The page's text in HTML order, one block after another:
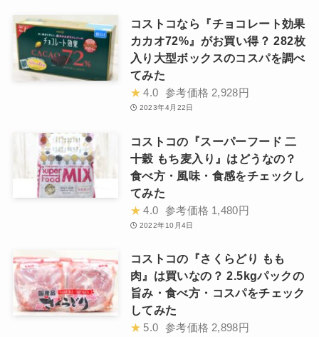
コストコなら『チョコレート効果
カカオ72%』がお買い得？ 282枚
入り大型ボックスのコスパを調べ
てみた
★ 4.0 参考価格 2,928円
2023年4月22日
コストコの『スーパーフード 二
十穀 もち麦入り』はどうなの？
食べ方・風味・食感をチェックし
てみた
★ 4.0 参考価格 1,480円
2022年10月4日
コストコの『さくらどり もも
肉』は買いなの？ 2.5kgパックの
旨み・食べ方・コスパをチェック
してみた
★ 5.0 参考価格 2,898円